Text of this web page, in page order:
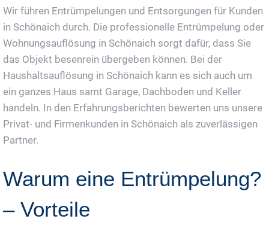
Wir führen Entrümpelungen und Entsorgungen für Kunden
in Schönaich durch. Die professionelle Entrümpelung oder
Wohnungsauflösung in Schönaich sorgt dafür, dass Sie
das Objekt besenrein übergeben können. Bei der
Haushaltsauflösung in Schönaich kann es sich auch um
ein ganzes Haus samt Garage, Dachboden und Keller
handeln. In den Erfahrungsberichten bewerten uns unsere
Privat- und Firmenkunden in Schönaich als zuverlässigen
Partner.
Warum eine Entrümpelung?
– Vorteile